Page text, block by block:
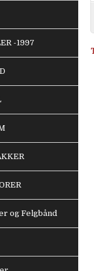
-1997
og Felgbånd